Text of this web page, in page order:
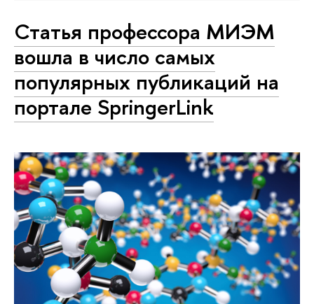
Статья профессора МИЭМ
вошла в число самых
популярных публикаций на
портале SpringerLink